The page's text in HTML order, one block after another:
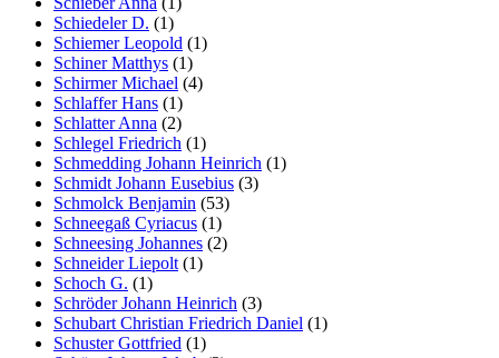
Schiedeler D. (1)
Schiemer Leopold (1)
Schiner Matthys (1)
Schirmer Michael (4)
Schlaffer Hans (1)
Schlatter Anna (2)
Schlegel Friedrich (1)
Schmedding Johann Heinrich (1)
Schmidt Johann Eusebius (3)
Schmolck Benjamin (53)
Schneegaß Cyriacus (1)
Schneesing Johannes (2)
Schneider Liepolt (1)
Schoch G. (1)
Schröder Johann Heinrich (3)
Schubart Christian Friedrich Daniel (1)
Schuster Gottfried (1)